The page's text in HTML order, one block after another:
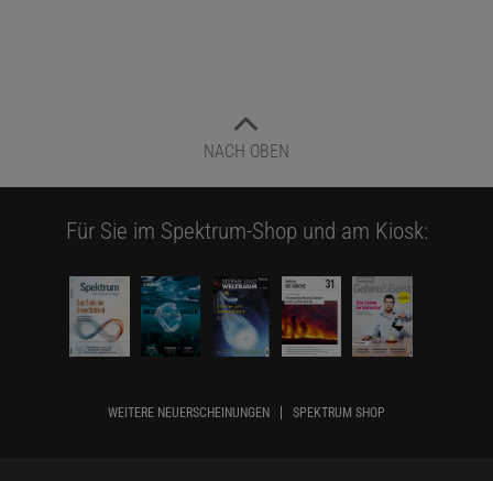
NACH OBEN
Für Sie im Spektrum-Shop und am Kiosk:
WEITERE NEUERSCHEINUNGEN SPEKTRUM SHOP